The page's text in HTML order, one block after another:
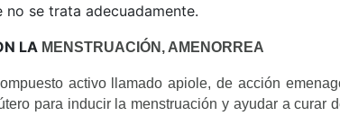
se trata adecuadamente.
LA MENSTRUACIÓN, AMENORREA
activo llamado apiole, de acción
para inducir la menstruación y ayudar a curar